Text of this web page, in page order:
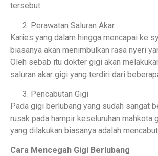
tersebut.
Perawatan Saluran Akar
Karies yang dalam hingga mencapai ke
biasanya akan menimbulkan rasa nyeri
Oleh sebab itu dokter gigi akan
saluran akar gigi yang terdiri dari
Pencabutan Gigi
Pada gigi berlubang yang sudah sangat
rusak pada hampir keseluruhan mahkota
yang dilakukan biasanya adalah
Cara Mencegah Gigi Berlubang